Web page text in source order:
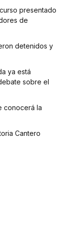
presentado
de
detenidos y
ya está
sobre el
conocerá la
Cantero